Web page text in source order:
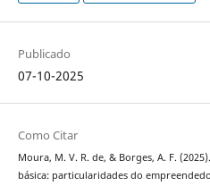
Publicado
07-10-2025
Como Citar
Moura, M. V. R. de, & Borges, A. F.
básica: particularidades do